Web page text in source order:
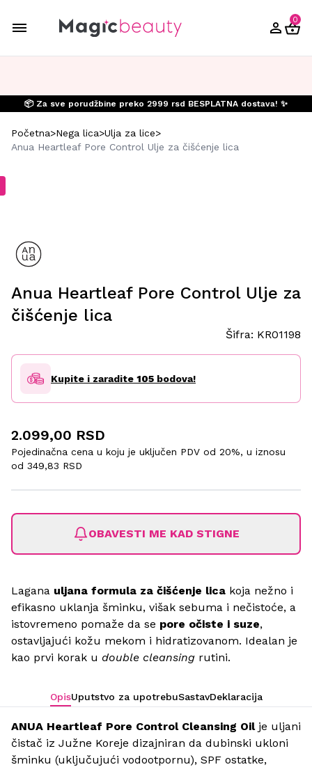
0
📦 Za sve porudžbine preko 2999 rsd BESPLATNA dostava! ✨
Početna>Nega lica>Ulja za lice>
Anua Heartleaf Pore Control Ulje za čišćenje lica
Anua Heartleaf Pore Control Ulje za
čišćenje lica
Šifra: KR01198
Kupite i zaradite 105 bodova!
2.099,00 RSD
Pojedinačna cena u koju je uključen PDV od 20%, u iznosu
od 349,83 RSD
OBAVESTI ME KAD STIGNE
Lagana uljana formula za čišćenje lica koja nežno i
efikasno uklanja šminku, višak sebuma i nečistoće, a
istovremeno pomaže da se pore očiste i suze,
ostavljajući kožu mekom i hidratizovanom. Idealan je
kao prvi korak u double cleansing rutini.
OpisUputstvo za upotrebuSastavDeklaracija
ANUA Heartleaf Pore Control Cleansing Oilje uljani
čistač iz Južne Koreje dizajniran da dubinski ukloni
šminku (uključujući vodootpornu), SPF ostatke,